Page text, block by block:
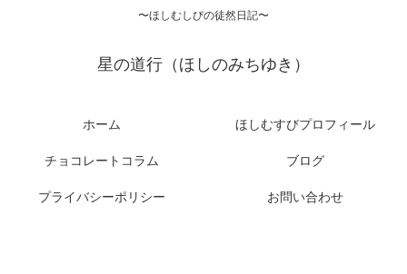
〜ほしむしびの徒然日記〜
星の道行（ほしのみちゆき）
ホーム ほしむすびプロフィール
チョコレートコラム ブログ
プライバシーポリシー お問い合わせ